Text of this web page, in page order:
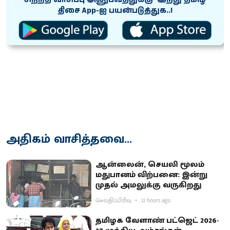
திசை App-ஐ பயன்படுத்துக..!
அதிகம் வாசித்தவை...
ஆன்லைன், செயலி மூலம்
மதுபானம் விற்பனை: இன்று
முதல் அமலுக்கு வருகிறது
செய்திப்பிரிவு 22 hours ago
தமிழக வேளாண் பட்ஜெட் 2026-